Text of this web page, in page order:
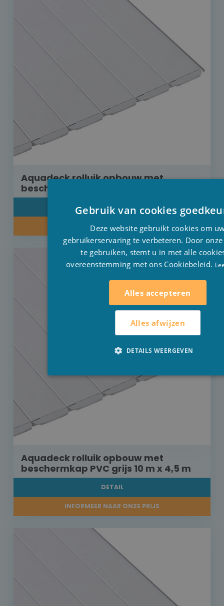
Aquadeck rolluik opbouw met
beschermkap PVC grijs 9 m x 4,5 m
DETAIL
INFORMEER NAAR ONZE PRIJS
Aquadeck rolluik opbouw met
beschermkap PVC grijs 10 m x 4,5 m
DETAIL
INFORMEER NAAR ONZE PRIJS
Gebruik van cookies
Deze website gebruikt cookies om
gebruikerservaring te verbeteren. Door
te gebruiken, stemt u in met alle
overeenstemming met ons Cookiebeleid.
Alles accepteren
Alles afwijzen
DETAILS WEERGEVEN